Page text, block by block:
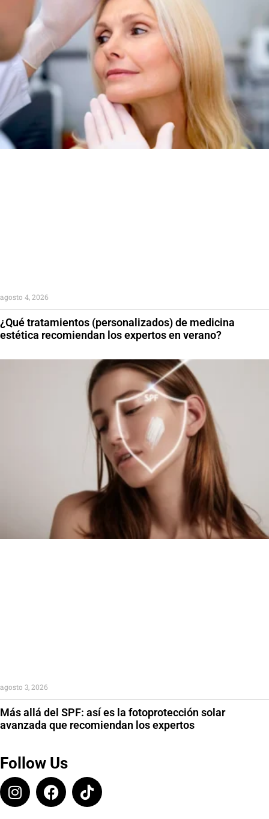
¿Qué tratamientos (personalizados) de medicina
estética recomiendan los expertos en verano?
agosto 4, 2026
Más allá del SPF: así es la fotoprotección solar
avanzada que recomiendan los expertos
agosto 3, 2026
Follow Us